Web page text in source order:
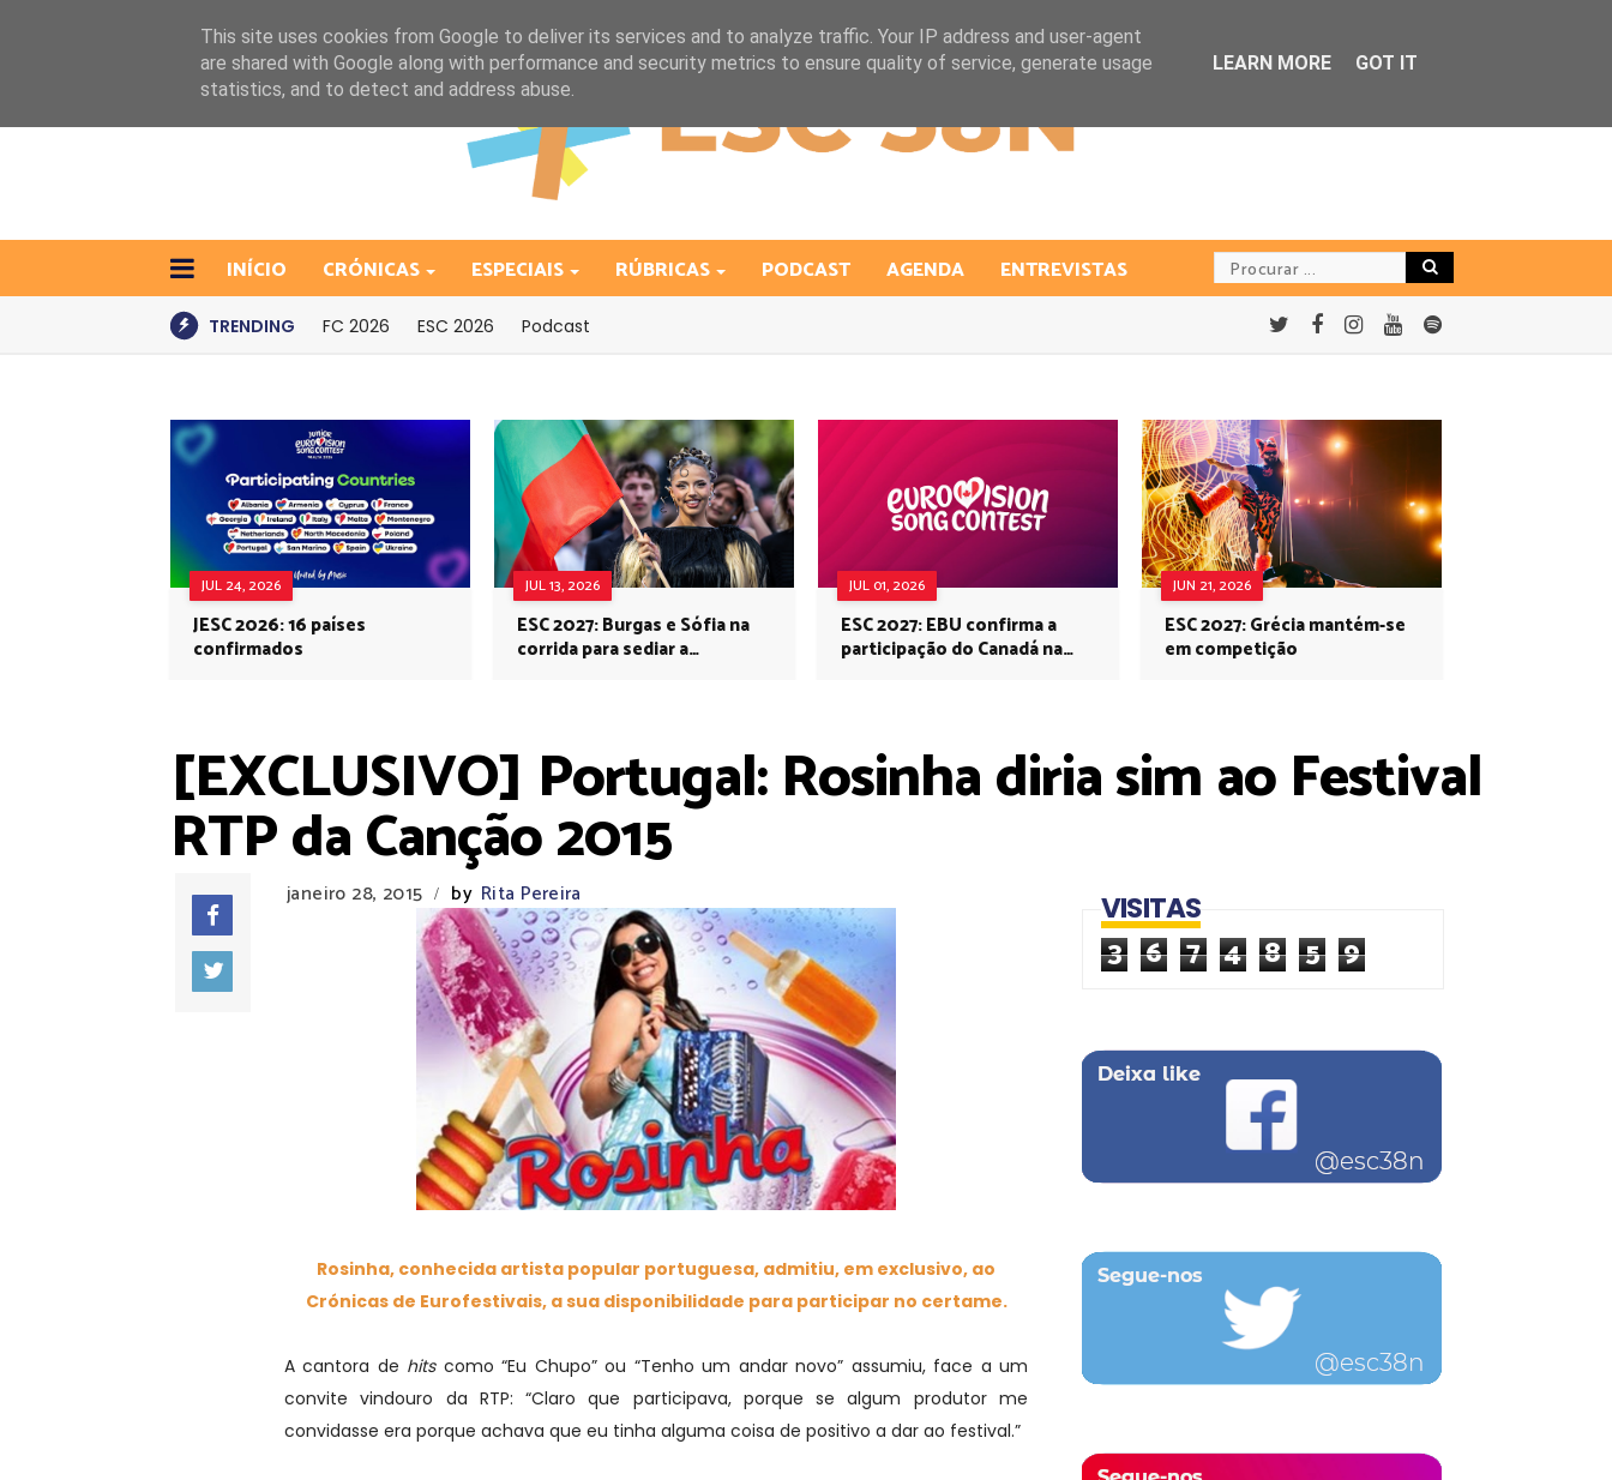
INÍCIO CRÓNICAS ESPECIAIS RÚBRICAS PODCAST AGENDA ENTREVISTAS
TRENDING FC 2026 ESC 2026 Podcast
JUL 24, 2026
JESC 2026: 16 países
confirmados
JUL 13, 2026
ESC 2027: Burgas e Sófia na
corrida para sediar a
JUL 01, 2026
ESC 2027: EBU confirma a
participação do Canadá na
JUN 21, 2026
ESC 2027: Grécia mantém-se
em competição
[EXCLUSIVO] Portugal: Rosinha diria sim ao Festival
RTP da Canção 2015
janeiro 28, 2015 / by Rita Pereira
Rosinha, conhecida artista popular portuguesa, admitiu, em exclusivo, ao
Crónicas de Eurofestivais, a sua disponibilidade para participar no certame.
A cantora de hitscomo “Eu Chupo” ou “Tenho um andar novo” assumiu, face a um
convite vindouro da RTP: “Claro que participava, porque se algum produtor me
convidasse era porque achava que eu tinha alguma coisa de positivo a dar ao festival.”
VISITAS
3 6 7 4 8 5 9
This site uses cookies from Google to deliver its services and to analyze traffic. Your IP address and user-agent
are shared with Google along with performance and security metrics to ensure quality of service, generate usage
statistics, and to detect and address abuse.
LEARN MORE GOT IT